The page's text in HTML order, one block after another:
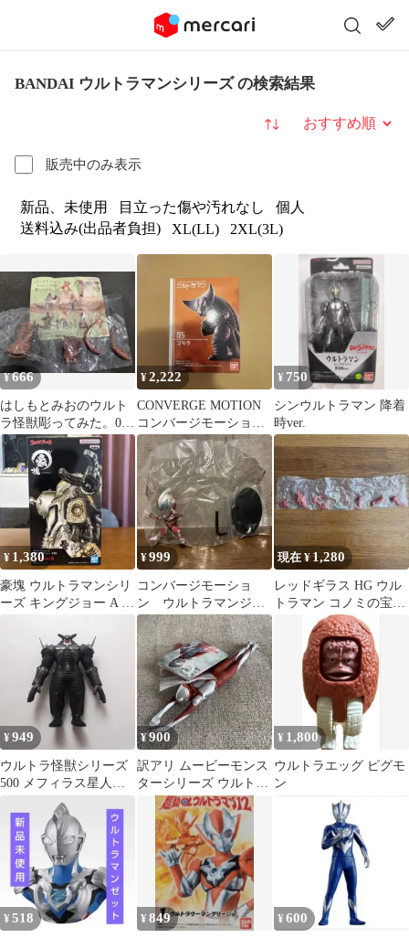
BANDAI ウルトラマンシリーズ の検索結果
販売中のみ表示
並び替え
新品、未使用 目立った傷や汚れなし
個人
送料込み(出品者負担)
XL(LL) 2XL(3L)
¥666
はしもとみおのウルト
ラ怪獣彫ってみた。03
ツインテール 新品未開
封
¥2,222
CONVERGE MOTION
コンバージモーショ
ン ウルトラマン 怪
獣 ゴモラ
¥ 750
シンウルトラマン 降着
時ver.
¥ 1,380
豪塊 ウルトラマンシリ
ーズ キングジョー A メ
¥999
コンバージモーショ
ン ウルトラマンジー
ド
現在 ¥1,280
レッドギラス HG ウル
トラマン コノミの宝物
¥949
ウルトラ怪獣シリーズ
500 メフィラス星人ジ
¥900
訳アリ ムービーモンス
ターシリーズ ウルトラ
マン 飛行ver.
¥ 1,800
ウルトラエッグ ピグモ
ン
¥ 518 ¥849 ¥ 600